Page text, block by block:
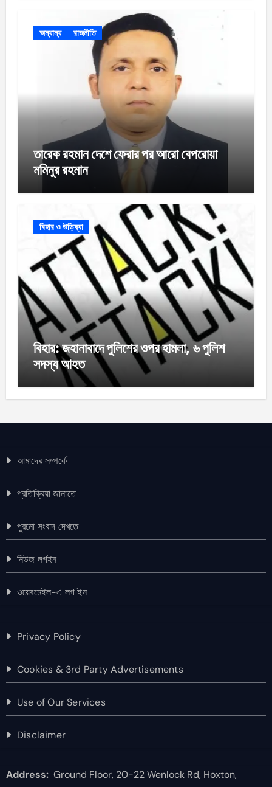
অন্যান্য রাজনীতি
তারেক রহমান দেশে ফেরার পর আরো বেপরোয়া
মমিনুর রহমান
বিহার ও উড়িষ্যা
বিহার: জহানাবাদে পুলিশের ওপর হামলা, ৬ পুলিশ
সদস্য আহত
আমাদের সম্পর্কে
প্রতিক্রিয়া জানাতে
পুরনো সংবাদ দেখতে
নিউজ লগইন
ওয়েবমেইল-এ লগ ইন
Privacy Policy
Cookies & 3rd Party Advertisements
Use of Our Services
Disclaimer
Address:Ground Floor, 20-22 Wenlock Rd, Hoxton,